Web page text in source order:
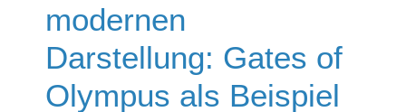
modernen
Darstellung: Gates of
Olympus als Beispiel